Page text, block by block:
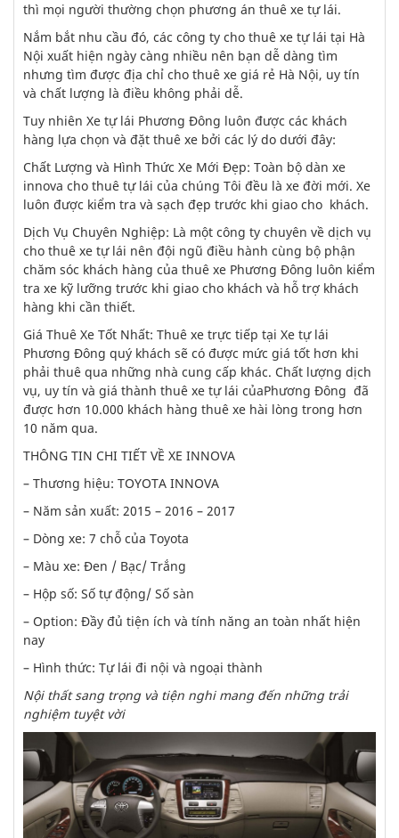
thì mọi người thường chọn phương án thuê xe tự lái.
Nắm bắt nhu cầu đó, các công ty cho thuê xe tự lái tại Hà
Nội xuất hiện ngày càng nhiều nên bạn dễ dàng tìm
nhưng tìm được địa chỉ cho thuê xe giá rẻ Hà Nội, uy tín
và chất lượng là điều không phải dễ.
Tuy nhiên Xe tự lái Phương Đông luôn được các khách
hàng lựa chọn và đặt thuê xe bởi các lý do dưới đây:
Chất Lượng và Hình Thức Xe Mới Đẹp: Toàn bộ dàn xe
innova cho thuê tự lái của chúng Tôi đều là xe đời mới. Xe
luôn được kiểm tra và sạch đẹp trước khi giao cho khách.
Dịch Vụ Chuyên Nghiệp: Là một công ty chuyên về dịch vụ
cho thuê xe tự lái nên đội ngũ điều hành cùng bộ phận
chăm sóc khách hàng của thuê xe Phương Đông luôn kiểm
tra xe kỹ lưỡng trước khi giao cho khách và hỗ trợ khách
hàng khi cần thiết.
Giá Thuê Xe Tốt Nhất: Thuê xe trực tiếp tại Xe tự lái
Phương Đông quý khách sẽ có được mức giá tốt hơn khi
phải thuê qua những nhà cung cấp khác. Chất lượng dịch
vụ, uy tín và giá thành thuê xe tự lái củaPhương Đông đã
được hơn 10.000 khách hàng thuê xe hài lòng trong hơn
10 năm qua.
THÔNG TIN CHI TIẾT VỀ XE INNOVA
– Thương hiệu: TOYOTA INNOVA
– Năm sản xuất: 2015 – 2016 – 2017
– Dòng xe: 7 chỗ của Toyota
– Màu xe: Đen / Bạc/ Trắng
– Hộp số: Số tự động/ Số sàn
– Option: Đầy đủ tiện ích và tính năng an toàn nhất hiện
nay
– Hình thức: Tự lái đi nội và ngoại thành
Nội thất sang trọng và tiện nghi mang đến những trải
nghiệm tuyệt vời